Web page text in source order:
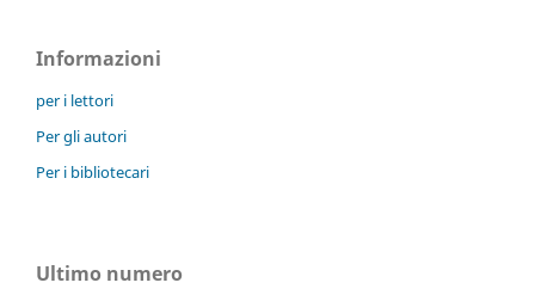
Informazioni
per i lettori
Per gli autori
Per i bibliotecari
Ultimo numero